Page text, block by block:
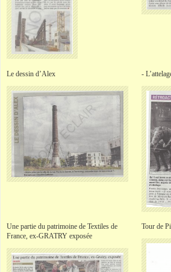
Le dessin d’Alex -
Une partie du patrimoine de Textiles de
France, ex-GRATRY exposée
Tour de